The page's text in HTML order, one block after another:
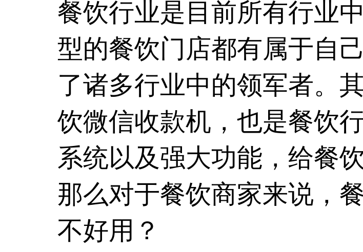
餐饮行业是目前所有行业
型的餐饮门店都有属于自
了诸多行业中的领军者。
饮微信收款机 ，也是餐饮
系统以及强大功能，给餐
那么对于餐饮商家来说，
不好用？